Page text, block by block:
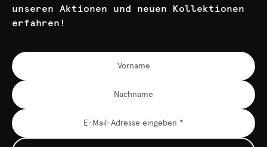
unseren Aktionen und neuen Kollektionen
erfahren!